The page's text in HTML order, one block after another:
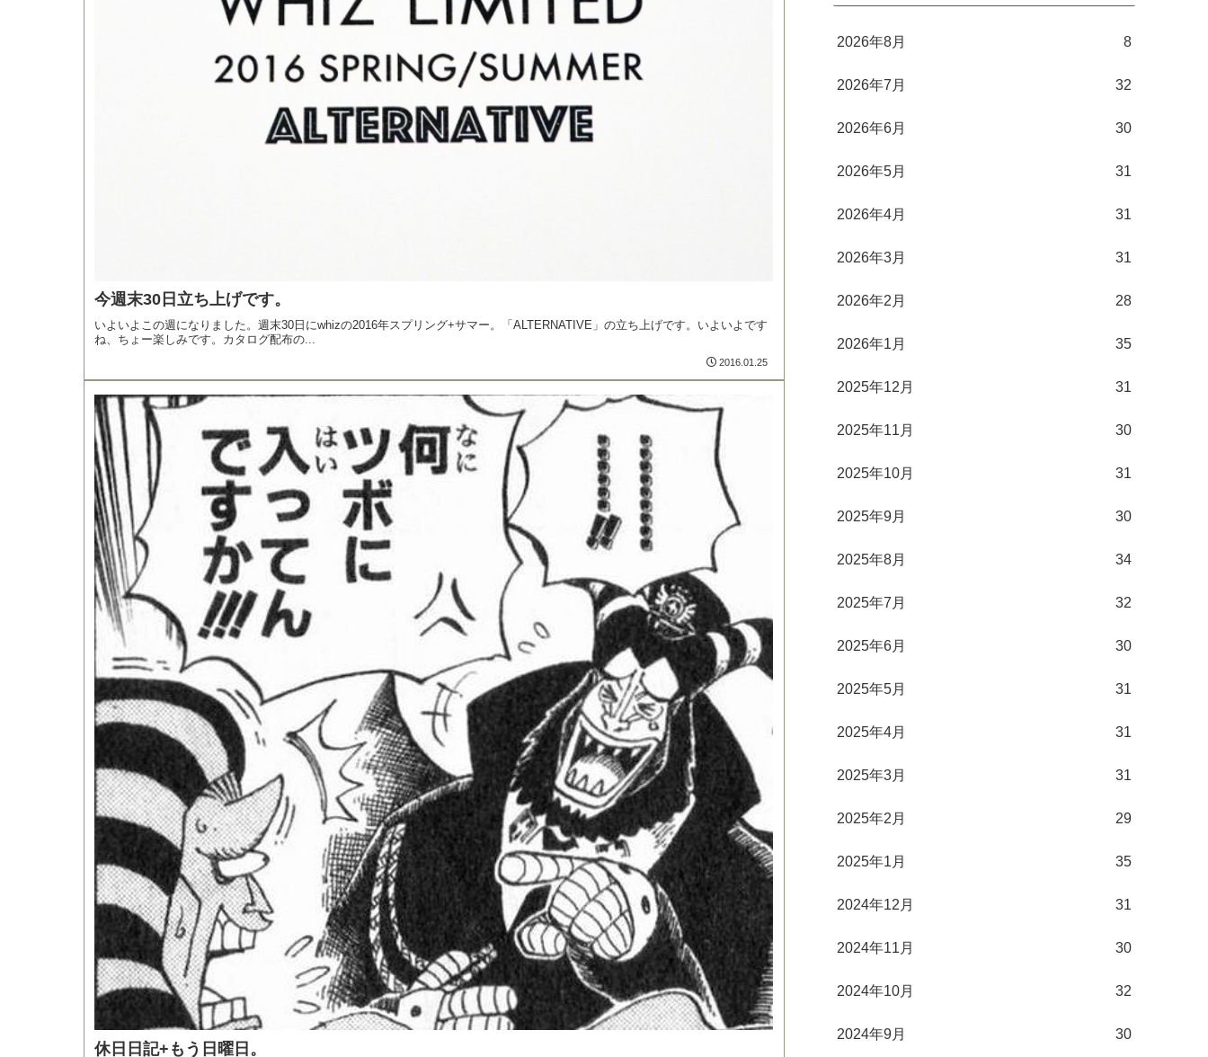
今週末30日立ち上げです。
いよいよこの週になりました。週末30日にwhizの2016年スプリング+サマー。「ALTERNATIVE」の立ち上げです。いよいよです
ね、ちょー楽しみです。カタログ配布の...
2016.01.25
休日日記+もう日曜日。
2026年8月 8
2026年7月 32
2026年6月 30
2026年5月 31
2026年4月 31
2026年3月 31
2026年2月 28
2026年1月 35
2025年12月 31
2025年11月 30
2025年10月 31
2025年9月 30
2025年8月 34
2025年7月 32
2025年6月 30
2025年5月 31
2025年4月 31
2025年3月 31
2025年2月 29
2025年1月 35
2024年12月 31
2024年11月 30
2024年10月 32
2024年9月 30